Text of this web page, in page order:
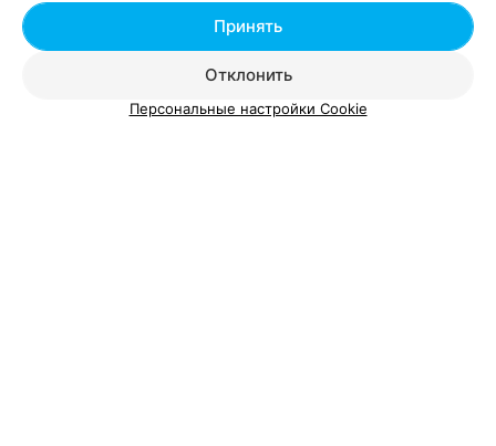
Отклонить
Принять
Персональные настройки Cookie